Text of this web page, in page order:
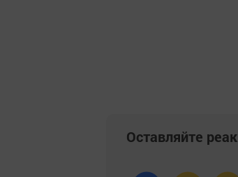
Оставляйте